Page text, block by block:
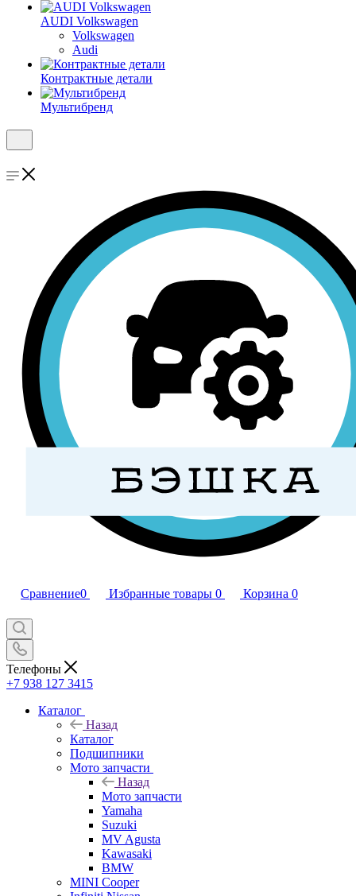
AUDI Volkswagen
Volkswagen
Audi
Контрактные детали
Мультибренд
Сравнение0 Избранные товары 0 Корзина 0
Телефоны
+7 938 127 3415
Каталог
Назад
Каталог
Подшипники
Мото запчасти
Назад
Мото запчасти
Yamaha
Suzuki
MV Agusta
Kawasaki
BMW
MINI Cooper